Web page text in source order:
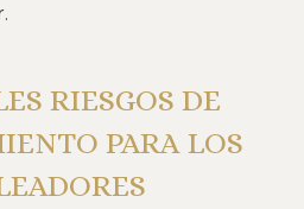
RIESGOS DE
PARA LOS